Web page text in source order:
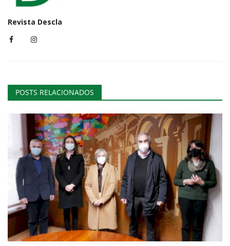
Revista Descla
POSTS RELACIONADOS